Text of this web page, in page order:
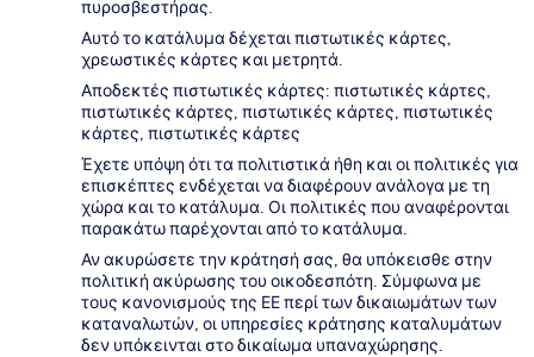
πυροσβεστήρας.
Αυτό το κατάλυμα δέχεται πιστωτικές κάρτες,
χρεωστικές κάρτες και μετρητά.
Αποδεκτές πιστωτικές κάρτες: πιστωτικές κάρτες,
πιστωτικές κάρτες, πιστωτικές κάρτες, πιστωτικές
κάρτες, πιστωτικές κάρτες
Έχετε υπόψη ότι τα πολιτιστικά ήθη και οι πολιτικές για
επισκέπτες ενδέχεται να διαφέρουν ανάλογα με τη
χώρα και το κατάλυμα. Οι πολιτικές που αναφέρονται
παρακάτω παρέχονται από το κατάλυμα.
Αν ακυρώσετε την κράτησή σας, θα υπόκεισθε στην
πολιτική ακύρωσης του οικοδεσπότη. Σύμφωνα με
τους κανονισμούς της ΕΕ περί των δικαιωμάτων των
καταναλωτών, οι υπηρεσίες κράτησης καταλυμάτων
δεν υπόκεινται στο δικαίωμα υπαναχώρησης.